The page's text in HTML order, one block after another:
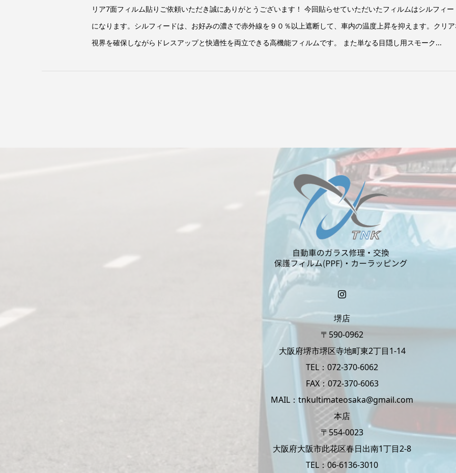
リア7面フィルム貼りご依頼いただき誠にありがとうございます！ 今回貼らせていただいたフィルムはシルフィー
になります。シルフィードは、お好みの濃さで赤外線を９０％以上遮断して、車内の温度上昇を抑えます。クリ
視界を確保しながらドレスアップと快適性を両立できる高機能フィルムです。 また単なる目隠し用スモーク...
堺店
〒590-0962
大阪府堺市堺区寺地町東2丁目1-14
TEL：072-370-6062
FAX：072-370-6063
MAIL：tnkultimateosaka@gmail.com
本店
〒554-0023
大阪府大阪市此花区春日出南1丁目2-8
TEL：06-6136-3010